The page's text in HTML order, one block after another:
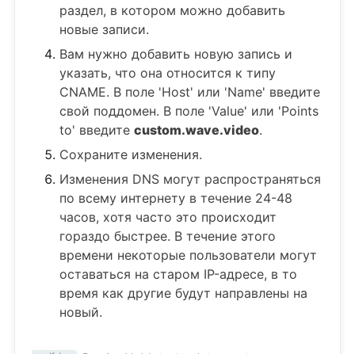
раздел, в котором можно добавить
новые записи.
Вам нужно добавить новую запись и
указать, что она относится к типу
CNAME. В поле 'Host' или 'Name' введите
свой поддомен. В поле 'Value' или 'Points
to' введите custom.wave.video.
Сохраните изменения.
Изменения DNS могут распространяться
по всему интернету в течение 24-48
часов, хотя часто это происходит
гораздо быстрее. В течение этого
времени некоторые пользователи могут
оставаться на старом IP-адресе, в то
время как другие будут направлены на
новый.